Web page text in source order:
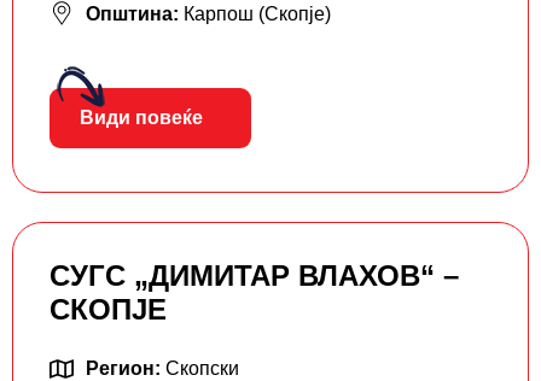
Општина: Карпош (Скопје)
Види повеќе
СУГС „ДИМИТАР ВЛАХОВ“ –
СКОПЈЕ
Регион: Скопски